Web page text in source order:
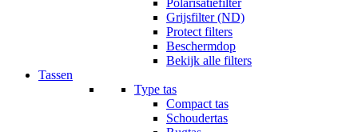
Polarisatiefilter
Grijsfilter (ND)
Protect filters
Beschermdop
Bekijk alle filters
Tassen
Type tas
Compact tas
Schoudertas